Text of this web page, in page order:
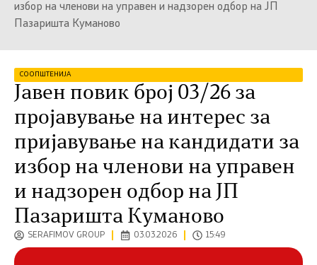
избор на членови на управен и надзорен одбор на ЈП
Пазаришта Куманово
СООПШТЕНИЈА
Јавен повик број 03/26 за
пројавување на интерес за
пријавување на кандидати за
избор на членови на управен
и надзорен одбор на ЈП
Пазаришта Куманово
SERAFIMOV GROUP 03.03.2026 15:49